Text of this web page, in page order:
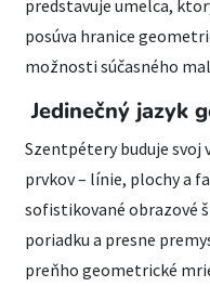
predstavuje umelca,
posúva hranice
možnosti súčasného
Jedinečný jazyk
Szentpétery buduje svoj
prvkov – línie, plochy a
sofistikované obrazové
poriadku a presne
preňho geometrické